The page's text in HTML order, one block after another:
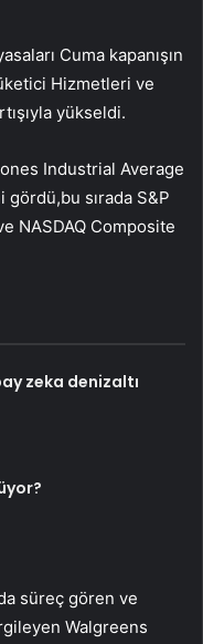
Cuma kapanışın
Hizmetleri ve
yükseldi.
Industrial Average
gördü,bu sırada S&P
NASDAQ Composite
zeka denizaltı
süreç gören ve
Walgreens